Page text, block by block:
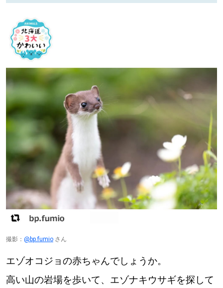
撮影： @bp.fumioさん
エゾオコジョの赤ちゃんでしょうか。
高い山の岩場を歩いて、エゾナキウサギを探して